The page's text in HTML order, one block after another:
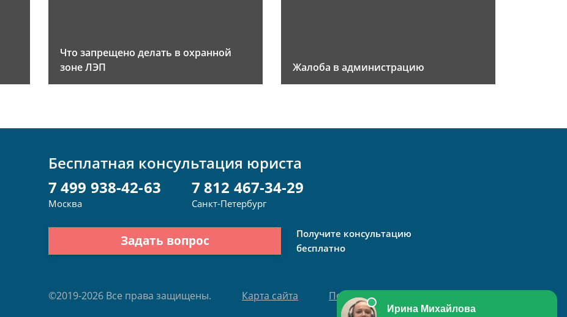
Что запрещено делать в охранной
зоне ЛЭП
Жалоба в администрацию
Бесплатная консультация юриста
7 499 938-42-63
Москва
7 812 467-34-29
Санкт-Петербург
Задать вопрос
Получите консультацию
бесплатно
©2019-2026 Все права защищены. Карта сайта Политика персональных данных